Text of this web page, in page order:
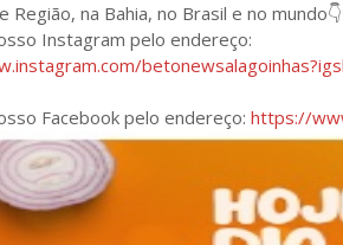
Região, na Bahia, no Brasil e no
Instagram pelo endereço:
Facebook pelo endereço: https://